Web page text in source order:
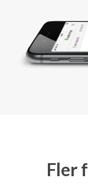
Fler